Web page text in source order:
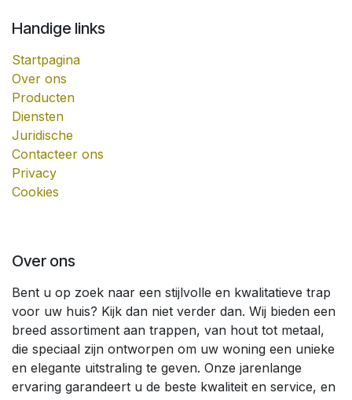
Handige links
Startpagina
Over ons
Producten
Diensten
Juridische
Contacteer ons
Privacy
Cookies
Over ons
Bent u op zoek naar een stijlvolle en kwalitatieve trap
voor uw huis? Kijk dan niet verder dan. Wij bieden een
breed assortiment aan trappen, van hout tot metaal,
die speciaal zijn ontworpen om uw woning een unieke
en elegante uitstraling te geven. Onze jarenlange
ervaring garandeert u de beste kwaliteit en service, en